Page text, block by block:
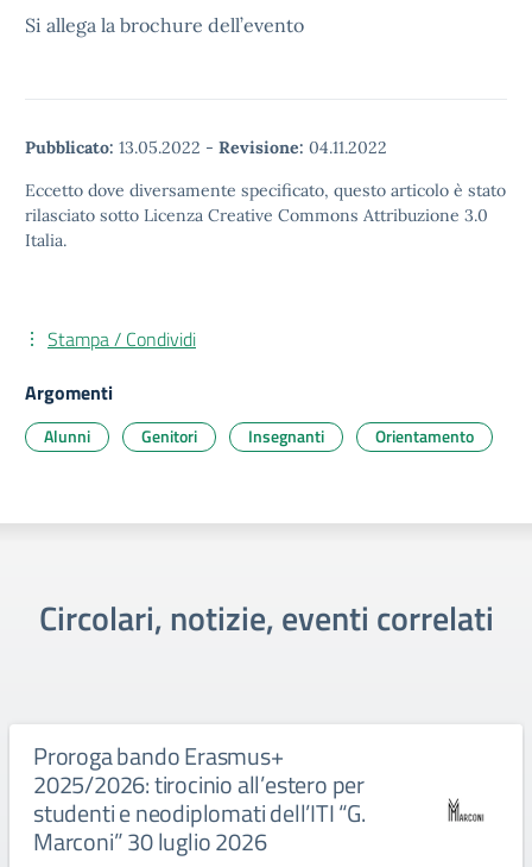
Si allega la brochure dell’evento
Pubblicato: 13.05.2022 - Revisione: 04.11.2022
Eccetto dove diversamente specificato, questo articolo è stato
rilasciato sotto Licenza Creative Commons Attribuzione 3.0
Italia.
Stampa / Condividi
Argomenti
Alunni Genitori Insegnanti Orientamento
Circolari, notizie, eventi correlati
Proroga bando Erasmus+
2025/2026: tirocinio all’estero per
studenti e neodiplomati dell’ITI “G.
Marconi” 30 luglio 2026